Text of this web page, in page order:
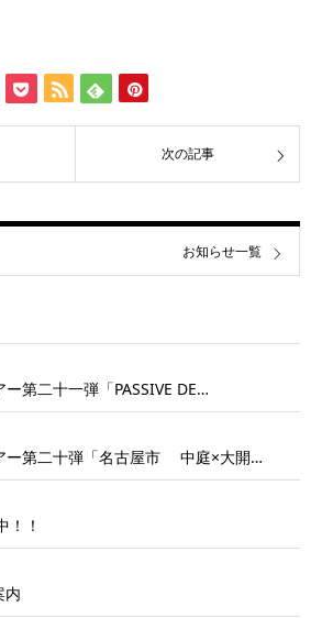
次の記事
第二十一弾「PASSIVE DE…
ー第二十弾「名古屋市 中庭×大開…
！
内
お知らせ一覧